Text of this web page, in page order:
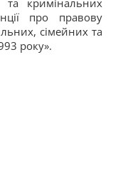
та кримінальних
про правову
сімейних та
року».